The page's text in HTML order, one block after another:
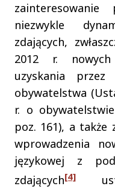
niezwykle
zdających,
2012 r. nowych
uzyskania przez
obywatelstwa
r. o
poz. 161), a także
wprowadzenia
językowej z
zdających[4]